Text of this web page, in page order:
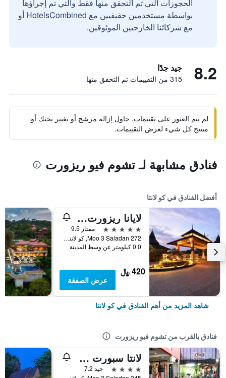
الحجوزات التي تم التحقق منها فقط والتي تم إجراؤها
بواسطة مستخدمين حقيقيين مع HotelsCombined أو
مع شركائنا الخارجيين الموثوقين.
8.2 جيد جدًا
315 من التقييمات تم التحقق منها
لم يتم العثور على تقييمات. حاول إزالة مرشح أو تغيير بحثك أو
مسح كل شيء لعرض التقييمات.
فنادق مشابهة لـ تشوم فيو ريزورت
أفضل الفنادق في كو لانتا
لايانا ريزورت آند سبا
5 نجوم
ممتاز 9.5
272 Moo 3 Saladan, كو لانتا, تايلاند
0.0 كيلومتر عن وسط المدينة
420 ﷼
عرض الصفقة
شاهد المزيد من أهم الفنادق في كو لانتا
فنادق بالقرب من تشوم فيو ريزورت
لانتا سبورت ريزورت
4 نجوم
جيد 7.2